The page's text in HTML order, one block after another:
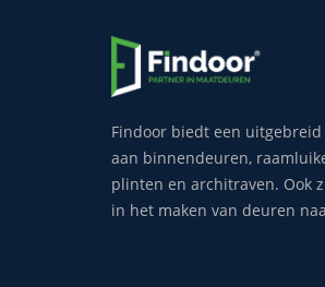
Findoor biedt een
aan binnendeuren,
plinten en architraven. Ook
in het maken van deuren